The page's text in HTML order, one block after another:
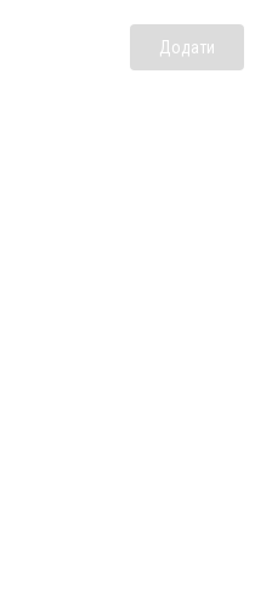
Додати